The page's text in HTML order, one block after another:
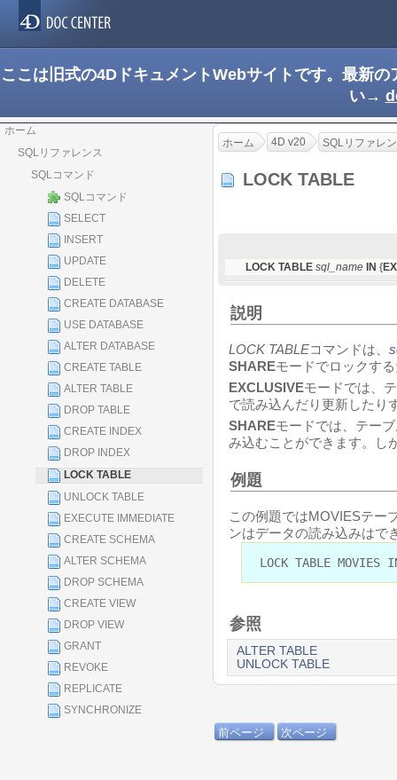
ここは旧式の4DドキュメントWebサイトです。最新
い→
ホーム
SQLリファレンス
SQLコマンド
SQLコマンド
SELECT
INSERT
UPDATE
DELETE
CREATE DATABASE
USE DATABASE
ALTER DATABASE
CREATE TABLE
ALTER TABLE
DROP TABLE
CREATE INDEX
DROP INDEX
LOCK TABLE
UNLOCK TABLE
EXECUTE IMMEDIATE
CREATE SCHEMA
ALTER SCHEMA
DROP SCHEMA
CREATE VIEW
DROP VIEW
GRANT
REVOKE
REPLICATE
SYNCHRONIZE
ホーム 4D v20 SQLリファレ
LOCK TABLE
LOCK TABLE sql_name IN {
説明
LOCK TABLEコマンドは、
SHAREモードでロックす
EXCLUSIVEモードでは、
で読み込んだり更新したり
SHAREモードでは、テー
み込むことができます。し
例題
この例題ではMOVIESテー
ンはデータの読み込みはで
LOCK TABLE MOVIES
参照
ALTER TABLE
UNLOCK TABLE
前ページ 次ページ